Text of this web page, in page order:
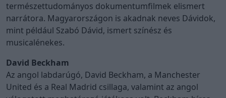
természettudományos dokumentumfilmek elismert
narrátora. Magyarországon is akadnak neves Dávidok,
mint például Szabó Dávid, ismert színész és
musicalénekes.
David Beckham
Az angol labdarúgó, David Beckham, a Manchester
United és a Real Madrid csillaga, valamint az angol